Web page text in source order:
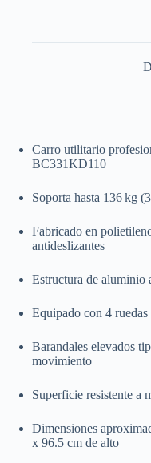
Carro utilitario
BC331KD110
Soporta hasta 136 kg
Fabricado en
antideslizantes
Estructura de aluminio
Equipado con 4
Barandales elevados
movimiento
Superficie resistente a
Dimensiones
x 96.5 cm de alto